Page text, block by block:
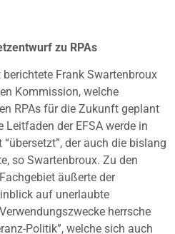
zu RPAs
berichtete Frank Swartenbroux
Kommission, welche
RPAs für die Zukunft geplant
Leitfaden der EFSA werde in
der auch die bislang
so Swartenbroux. Zu den
äußerte der
auf unerlaubte
herrsche
Politik”, welche sich auch